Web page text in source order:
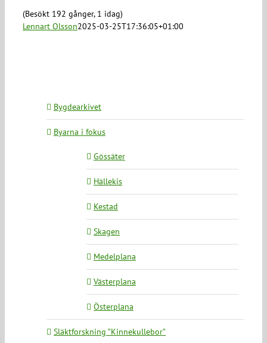
(Besökt 192 gånger, 1 idag)
Lennart Olsson2025-03-25T17:36:05+01:00
Bygdearkivet
Byarna i fokus
Gössäter
Hällekis
Kestad
Skagen
Medelplana
Västerplana
Österplana
Släktforskning ”Kinnekullebor”